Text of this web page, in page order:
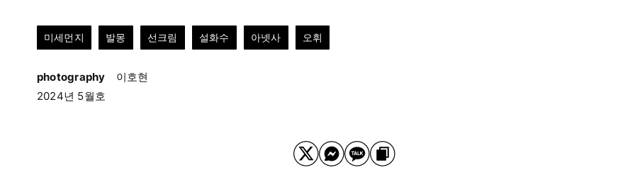
미세먼지 발몽 선크림 설화수 아넷사 오휘
photography
이호현
2024년 5월호